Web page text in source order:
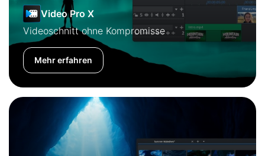
Video Pro X
Videoschnitt ohne Kompromisse
Mehr erfahren